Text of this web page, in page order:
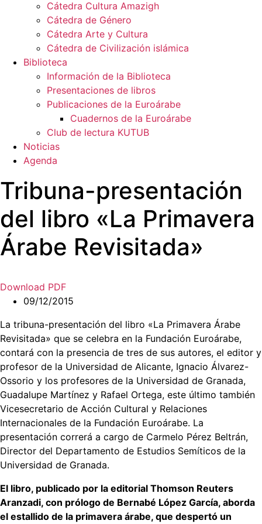
Cátedra Cultura Amazigh
Cátedra de Género
Cátedra Arte y Cultura
Cátedra de Civilización islámica
Biblioteca
Información de la Biblioteca
Presentaciones de libros
Publicaciones de la Euroárabe
Cuadernos de la Euroárabe
Club de lectura KUTUB
Noticias
Agenda
Tribuna-presentación
del libro «La Primavera
Árabe Revisitada»
Download PDF
09/12/2015
La tribuna-presentación del libro «La Primavera Árabe
Revisitada» que se celebra en la Fundación Euroárabe,
contará con la presencia de tres de sus autores, el editor y
profesor de la Universidad de Alicante, Ignacio Álvarez-
Ossorio y los profesores de la Universidad de Granada,
Guadalupe Martínez y Rafael Ortega, este último también
Vicesecretario de Acción Cultural y Relaciones
Internacionales de la Fundación Euroárabe. La
presentación correrá a cargo de Carmelo Pérez Beltrán,
Director del Departamento de Estudios Semíticos de la
Universidad de Granada.
El libro, publicado por la editorial Thomson Reuters
Aranzadi, con prólogo de Bernabé López García, aborda
el estallido de la primavera árabe, que despertó un